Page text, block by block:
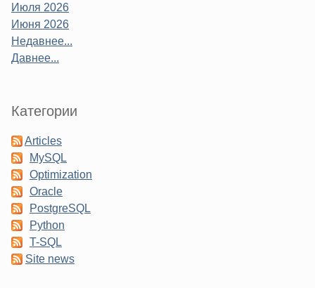
Июля 2026
Июня 2026
Недавнее...
Давнее...
Категории
Articles
MySQL
Optimization
Oracle
PostgreSQL
Python
T-SQL
Site news